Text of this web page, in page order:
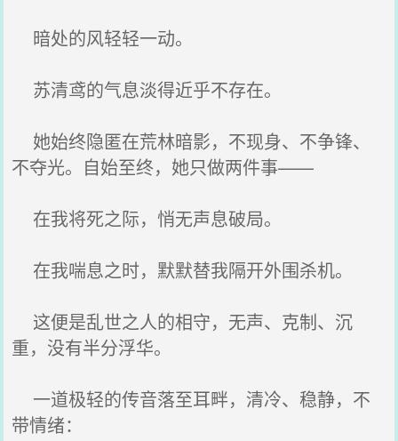
暗处的风轻轻一动。
苏清鸢的气息淡得近乎不存在。
她始终隐匿在荒林暗影，不现身、不争锋、
不夺光。自始至终，她只做两件事——
在我将死之际，悄无声息破局。
在我喘息之时，默默替我隔开外围杀机。
这便是乱世之人的相守，无声、克制、沉
重，没有半分浮华。
一道极轻的传音落至耳畔，清冷、稳静，不
带情绪：